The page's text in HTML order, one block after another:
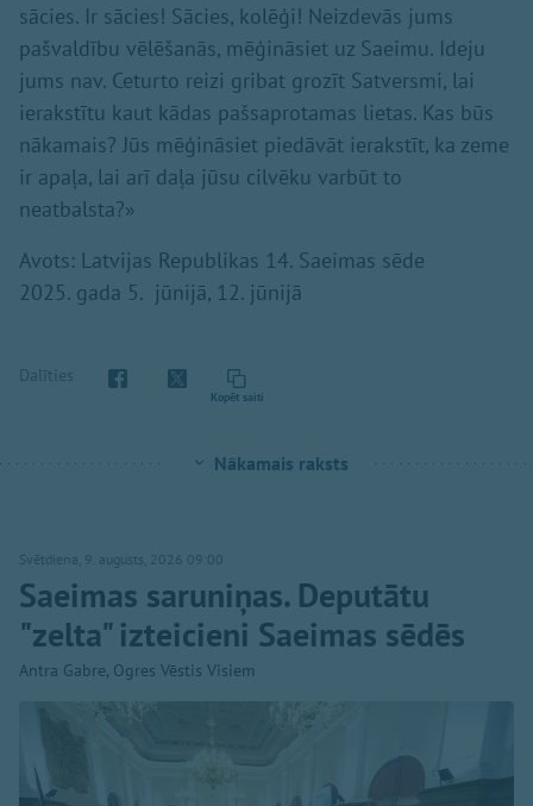
sācies. Ir sācies! Sācies, kolēģi! Neizdevās jums
pašvaldību vēlēšanās, mēģināsiet uz Saeimu. Ideju
jums nav. Ceturto reizi gribat grozīt Satversmi, lai
ierakstītu kaut kādas pašsaprotamas lietas. Kas būs
nākamais? Jūs mēģināsiet piedāvāt ierakstīt, ka zeme
ir apaļa, lai arī daļa jūsu cilvēku varbūt to
neatbalsta?»
Avots: Latvijas Republikas 14. Saeimas sēde
2025. gada 5. jūnijā, 12. jūnijā
Dalīties
Kopēt saiti
Nākamais raksts
Svētdiena, 9. augusts, 2026 09:00
Saeimas saruniņas. Deputātu
"zelta" izteicieni Saeimas sēdēs
Antra Gabre, Ogres Vēstis Visiem